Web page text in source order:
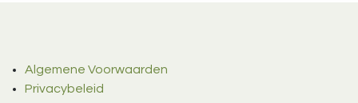
Algemene Voorwaarden
Privacybeleid